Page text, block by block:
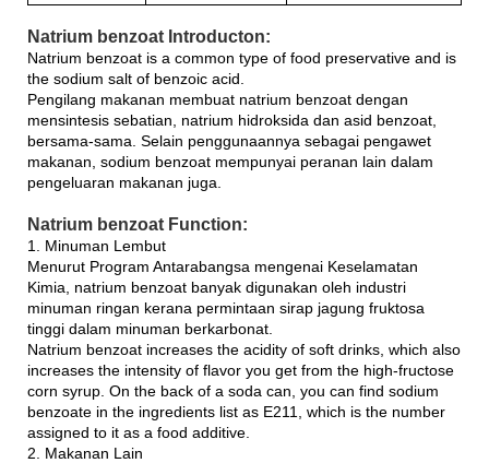
Natrium benzoat Introducton:
Natrium benzoat is a common type of food preservative and is
the sodium salt of benzoic acid.
Pengilang makanan membuat natrium benzoat dengan
mensintesis sebatian, natrium hidroksida dan asid benzoat,
bersama-sama. Selain penggunaannya sebagai pengawet
makanan, sodium benzoat mempunyai peranan lain dalam
pengeluaran makanan juga.
Natrium benzoat Function:
1. Minuman Lembut
Menurut Program Antarabangsa mengenai Keselamatan
Kimia, natrium benzoat banyak digunakan oleh industri
minuman ringan kerana permintaan sirap jagung fruktosa
tinggi dalam minuman berkarbonat.
Natrium benzoat increases the acidity of soft drinks, which also
increases the intensity of flavor you get from the high-fructose
corn syrup. On the back of a soda can, you can find sodium
benzoate in the ingredients list as E211, which is the number
assigned to it as a food additive.
2. Makanan Lain